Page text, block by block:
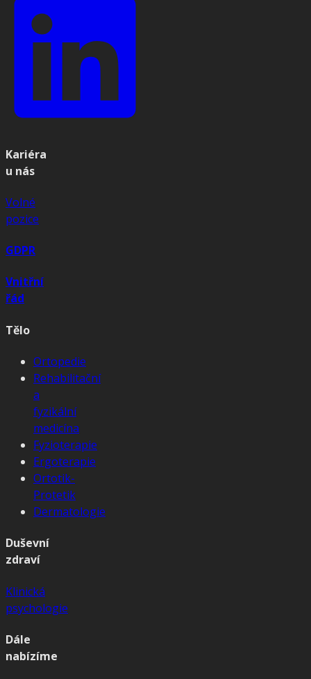
Kariéra
u nás
Volné
pozice
GDPR
Vnitřní
řád
Tělo
Ortopedie
Rehabilitační
a
fyzikální
medicína
Fyzioterapie
Ergoterapie
Ortotik-
Protetik
Dermatologie
Duševní
zdraví
Klinická
psychologie
Dále
nabízíme